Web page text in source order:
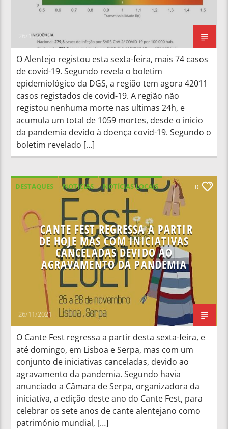
26/11/2021
O Alentejo registou esta sexta-feira, mais 74 casos
de covid-19. Segundo revela o boletim
epidemiológico da DGS, a região tem agora 42011
casos registados de covid-19. A região não
registou nenhuma morte nas ultimas 24h, e
acumula um total de 1059 mortes, desde o inicio
da pandemia devido à doença covid-19. Segundo o
boletim revelado […]
DESTAQUES NOTICIAS
NOTÍCIAS LOCAIS
NOTÍCIAS NACIONAIS
0
CANTE FEST REGRESSA A PARTIR
DE HOJE MAS COM INICIATIVAS
CANCELADAS DEVIDO AO
AGRAVAMENTO DA PANDEMIA
26/11/2021
O Cante Fest regressa a partir desta sexta-feira, e
até domingo, em Lisboa e Serpa, mas com um
conjunto de iniciativas canceladas, devido ao
agravamento da pandemia. Segundo havia
anunciado a Câmara de Serpa, organizadora da
iniciativa, a edição deste ano do Cante Fest, para
celebrar os sete anos de cante alentejano como
património mundial, […]